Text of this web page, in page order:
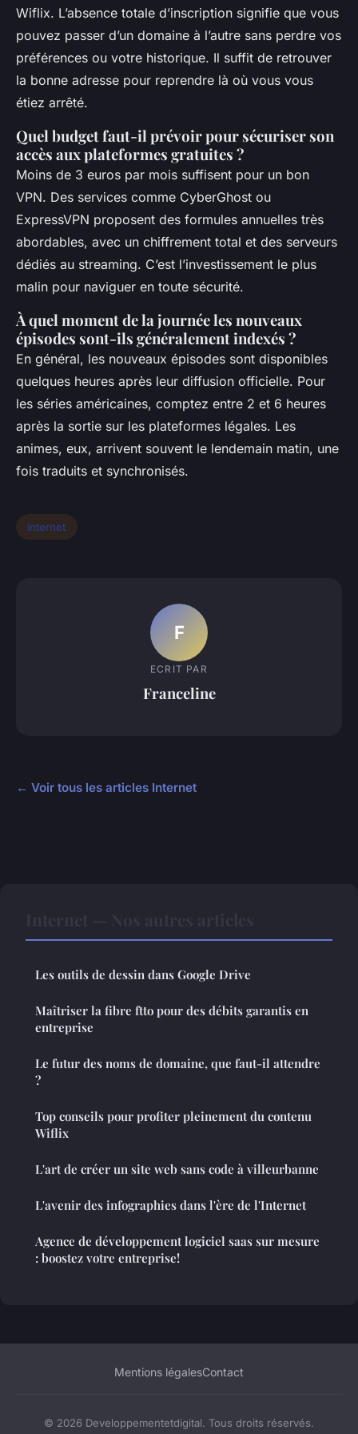
Wiflix. L’absence totale d’inscription signifie que vous
pouvez passer d’un domaine à l’autre sans perdre vos
préférences ou votre historique. Il suffit de retrouver
la bonne adresse pour reprendre là où vous vous
étiez arrêté.
Quel budget faut-il prévoir pour sécuriser son
accès aux plateformes gratuites ?
Moins de 3 euros par mois suffisent pour un bon
VPN. Des services comme CyberGhost ou
ExpressVPN proposent des formules annuelles très
abordables, avec un chiffrement total et des serveurs
dédiés au streaming. C’est l’investissement le plus
malin pour naviguer en toute sécurité.
À quel moment de la journée les nouveaux
épisodes sont-ils généralement indexés ?
En général, les nouveaux épisodes sont disponibles
quelques heures après leur diffusion officielle. Pour
les séries américaines, comptez entre 2 et 6 heures
après la sortie sur les plateformes légales. Les
animes, eux, arrivent souvent le lendemain matin, une
fois traduits et synchronisés.
internet
F
ECRIT PAR
Franceline
← Voir tous les articles Internet
Les outils de dessin dans Google Drive
Maîtriser la fibre ftto pour des débits garantis en
entreprise
Le futur des noms de domaine, que faut-il attendre
?
Top conseils pour profiter pleinement du contenu
Wiflix
L'art de créer un site web sans code à villeurbanne
L'avenir des infographies dans l'ère de l'Internet
Agence de développement logiciel saas sur mesure
: boostez votre entreprise!
Mentions légalesContact
© 2026 Developpementetdigital. Tous droits réservés.